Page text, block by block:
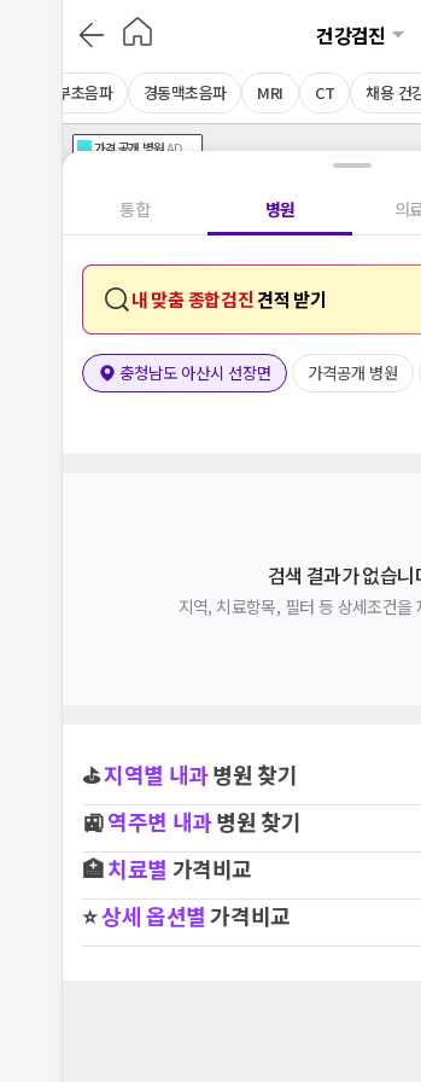
건강검진
상복부초음파 경동맥초음파 MRI CT 채용 건
가격공개 병원AD
통합 병원 의
내 맞춤 종합검진 견적 받기
충청남도 아산시 선장면 가격공개 병원
검색 결과가 없습니
지역, 치료항목, 필터 등 상세조건을
⛳지역별 내과병원 찾기
🚉역주변 내과병원 찾기
🏥치료별 가격비교
⭐상세 옵션별가격비교